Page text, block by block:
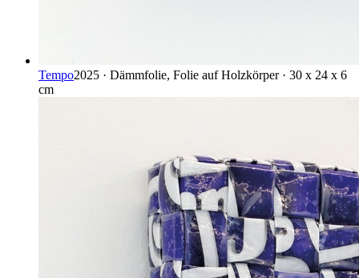
Tempo2025 · Dämmfolie, Folie auf Holzkörper · 30 x 24 x 6
cm